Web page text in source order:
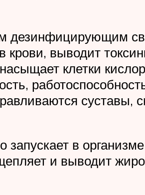
выводит
клетки
суставы,
запускает в
и выводит